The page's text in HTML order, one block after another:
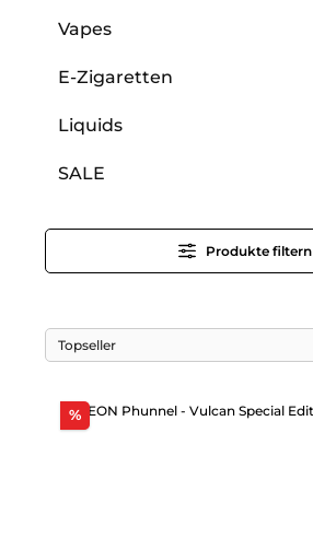
Vapes
E-Zigaretten
Liquids
SALE
Produkte filtern
%Rabatt